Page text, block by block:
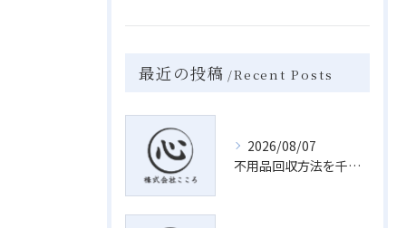
最近の投稿 Recent Posts
2026/08/07
不用品回収方法を千葉県千葉市若葉区で安く安全に選ぶポイント徹底解説